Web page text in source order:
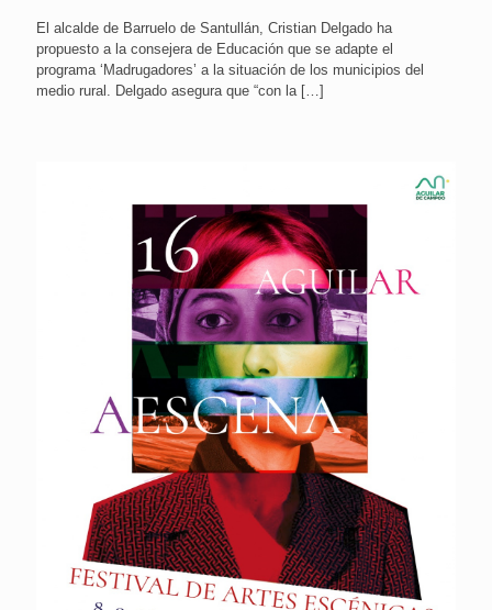
El alcalde de Barruelo de Santullán, Cristian Delgado ha
propuesto a la consejera de Educación que se adapte el
programa ‘Madrugadores’ a la situación de los municipios del
medio rural. Delgado asegura que “con la […]